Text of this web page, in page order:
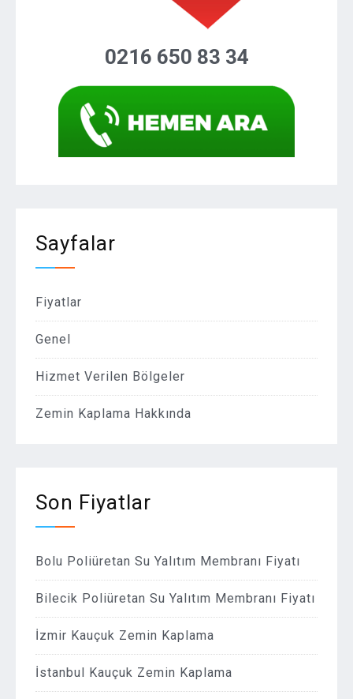
0216 650 83 34
Sayfalar
Fiyatlar
Genel
Hizmet Verilen Bölgeler
Zemin Kaplama Hakkında
Son Fiyatlar
Bolu Poliüretan Su Yalıtım Membranı Fiyatı
Bilecik Poliüretan Su Yalıtım Membranı Fiyatı
İzmir Kauçuk Zemin Kaplama
İstanbul Kauçuk Zemin Kaplama